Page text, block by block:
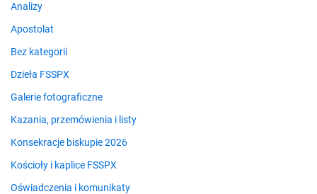
Analizy
Apostolat
Bez kategorii
Dzieła FSSPX
Galerie fotograficzne
Kazania, przemówienia i listy
Konsekracje biskupie 2026
Kościoły i kaplice FSSPX
Oświadczenia i komunikaty